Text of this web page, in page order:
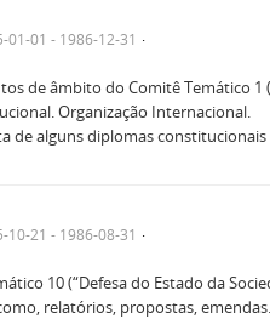
01-01 - 1986-12-31
de âmbito do Comitê Temático 1
Organização Internacional.
de alguns diplomas constitucionais
10-21 - 1986-08-31
10 (“Defesa do Estado da
relatórios, propostas,